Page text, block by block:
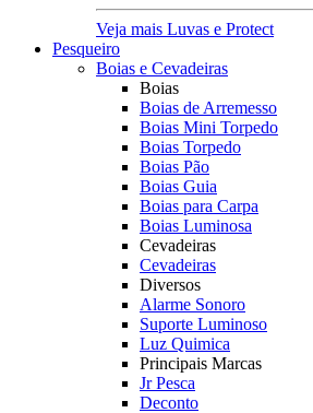
Veja mais Luvas e Protect
Pesqueiro
Boias e Cevadeiras
Boias
Boias de Arremesso
Boias Mini Torpedo
Boias Torpedo
Boias Pão
Boias Guia
Boias para Carpa
Boias Luminosa
Cevadeiras
Cevadeiras
Diversos
Alarme Sonoro
Suporte Luminoso
Luz Quimica
Principais Marcas
Jr Pesca
Deconto